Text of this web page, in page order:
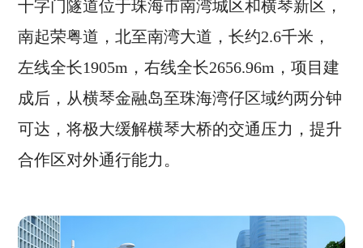
十字门隧道位于珠海市南湾城区和横琴新区，
南起荣粤道，北至南湾大道，长约2.6千米，
左线全长1905m，右线全长2656.96m，项目建
成后，从横琴金融岛至珠海湾仔区域约两分钟
可达，将极大缓解横琴大桥的交通压力，提升
合作区对外通行能力。